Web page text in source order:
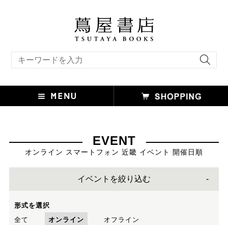
EVENT
オンライン スマートフォン 近畿 イベント 開催日順
イベントを絞り込む
形式を選択
全て
オンライン オフライン